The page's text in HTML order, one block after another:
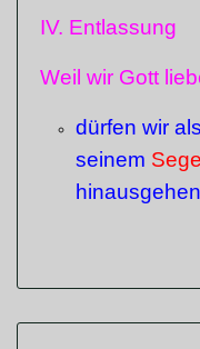
IV. Entlassung
Weil wir Gott
dürfen wir
seinem